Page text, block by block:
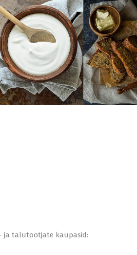
ja talutootjate kaupasid: